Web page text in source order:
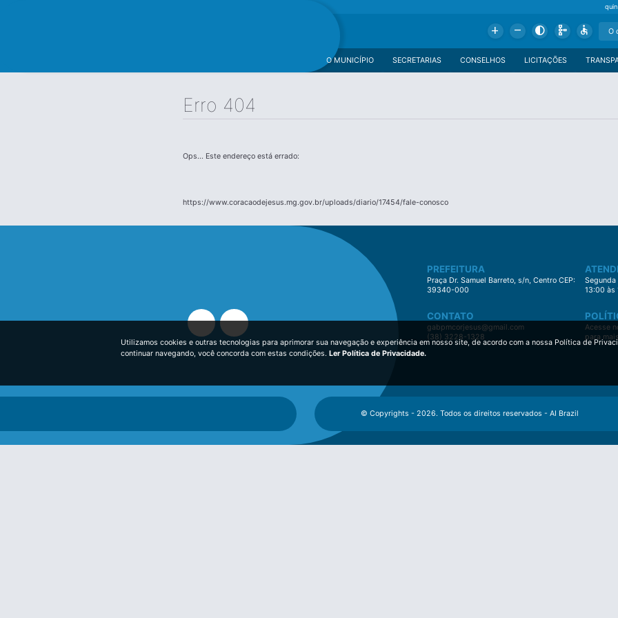
Add Remove Contrast Schema Accessible
LICITAÇÕES
CONSELHOS
SECRETARIAS
O MUNICÍPIO
Erro 404
Ops... Este endereço está errado:
https://www.coracaodejesus.mg.gov.br/uploads/diario/17454/fale-conosco
PREFEITURA
Praça Dr. Samuel Barreto, s/n, Centro CEP:
39340-000
Segunda
13:00 às
CONTATO
gabpmcorjesus@gmail.com
(38) 3228-1328
Acesse
para
© Copyrights - 2026. Todos os direitos reservados - AI Brazil
Utilizamos cookies e outras tecnologias para aprimorar sua navegação e experiência em nosso site, de acordo com a nossa Política de
continuar navegando, você concorda com estas condições. Ler Política de Privacidade.